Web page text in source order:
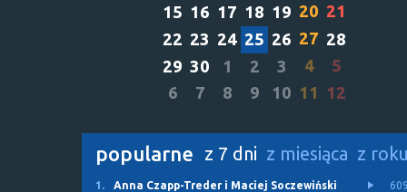
15 16 17 18 19 20 21
22 23 24 25 26 27 28
29 30 1 2 3 4
5
6
7 8 9 10 11 12
popularne z 7 dni z miesiąca z
1. Anna Czapp-Treder i Maciej Soczewiński